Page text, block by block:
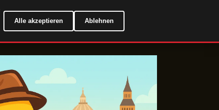
Alle akzeptieren Ablehnen